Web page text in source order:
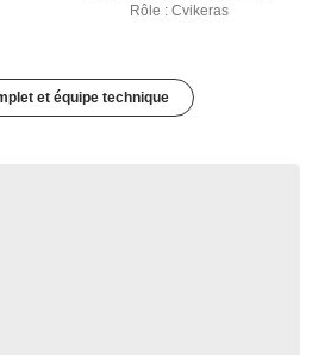
Rôle : Cvikeras
et équipe technique